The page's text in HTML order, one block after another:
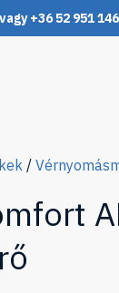
+36 52 951
/